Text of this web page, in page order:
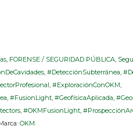
, FORENSE / SEGURIDAD PÚBLICA,
,#DetecciónSubterránea,
,#ExploraciónConOKM,
,#FusionLight,#GeofísicaAplicada,
,#OKMFusionLight,
OKM